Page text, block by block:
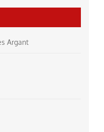
Argant